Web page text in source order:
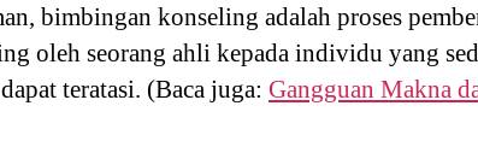
bimbingan konseling adalah proses
oleh seorang ahli kepada individu yang
teratasi. (Baca juga: Gangguan Makna